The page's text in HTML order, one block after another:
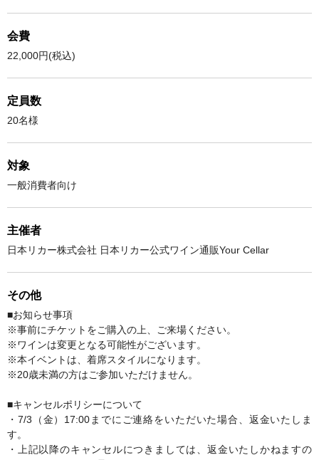
会費
22,000円(税込)
定員数
20名様
対象
一般消費者向け
主催者
日本リカー株式会社 日本リカー公式ワイン通販Your Cellar
その他
■お知らせ事項
※事前にチケットをご購入の上、ご来場ください。
※ワインは変更となる可能性がございます。
※本イベントは、着席スタイルになります。
※20歳未満の方はご参加いただけません。
■キャンセルポリシーについて
・7/3（金）17:00までにご連絡をいただいた場合、返金いたしま
す。
・上記以降のキャンセルにつきましては、返金いたしかねますの